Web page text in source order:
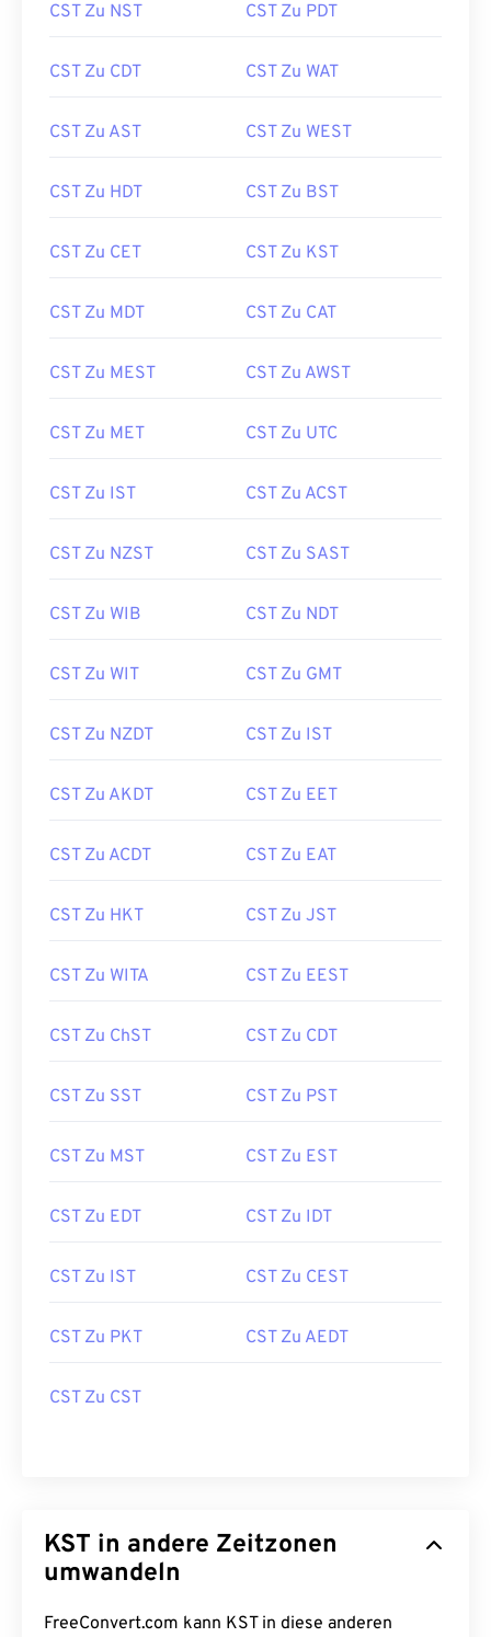
CST Zu NST CST Zu PDT
CST Zu CDT CST Zu WAT
CST Zu AST CST Zu WEST
CST Zu HDT CST Zu BST
CST Zu CET CST Zu KST
CST Zu MDT CST Zu CAT
CST Zu MEST CST Zu AWST
CST Zu MET CST Zu UTC
CST Zu IST CST Zu ACST
CST Zu NZST CST Zu SAST
CST Zu WIB CST Zu NDT
CST Zu WIT CST Zu GMT
CST Zu NZDT CST Zu IST
CST Zu AKDT CST Zu EET
CST Zu ACDT CST Zu EAT
CST Zu HKT CST Zu JST
CST Zu WITA CST Zu EEST
CST Zu ChST CST Zu CDT
CST Zu SST CST Zu PST
CST Zu MST CST Zu EST
CST Zu EDT CST Zu IDT
CST Zu IST CST Zu CEST
CST Zu PKT CST Zu AEDT
CST Zu CST
KST in andere Zeitzonen
umwandeln
FreeConvert.com kann KST in diese anderen